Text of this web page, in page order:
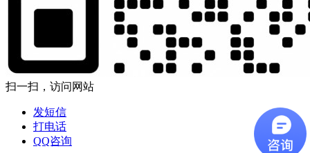
扫一扫，访问网站
发短信
打电话
QQ咨询